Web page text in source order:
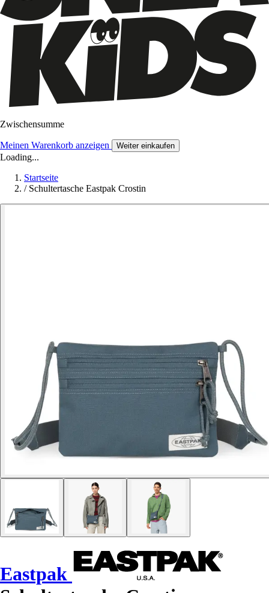
Zwischensumme
Meinen Warenkorb anzeigen Weiter einkaufen
Loading...
Startseite
/ Schultertasche Eastpak Crostin
Eastpak